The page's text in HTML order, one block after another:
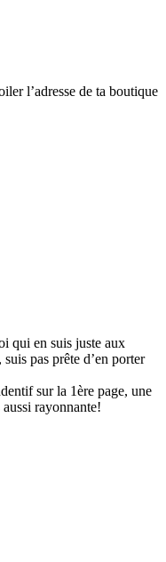
l’adresse de ta boutique
qui en suis juste aux
pas prête d’en porter
sur la 1ère page, une
rayonnante!